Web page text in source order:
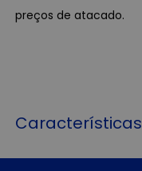
preços de atacado.
Características